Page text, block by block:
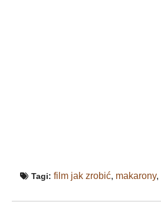
Tagi: film jak zrobić, makarony,